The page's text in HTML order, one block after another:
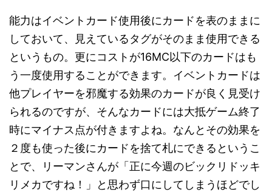
能力はイベントカード使用後にカードを表のままに
しておいて、見えているタグがそのまま使用できる
というもの。更にコストが16MC以下のカードはも
う一度使用することができます。イベントカードは
他プレイヤーを邪魔する効果のカードが良く見受け
られるのですが、そんなカードには大抵ゲーム終了
時にマイナス点が付きますよね。なんとその効果を
２度も使った後にカードを捨て札にできるというこ
とで、リーマンさんが「正に今週のビックリドッキ
リメカですね！」と思わず口にしてしまうほどでし